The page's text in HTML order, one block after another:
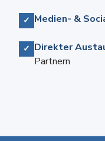
✓ Medien- &
✓ Direkter
Partnern